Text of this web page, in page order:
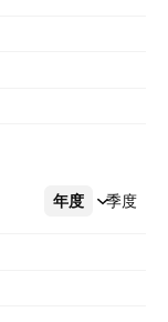
年度 季度
更多